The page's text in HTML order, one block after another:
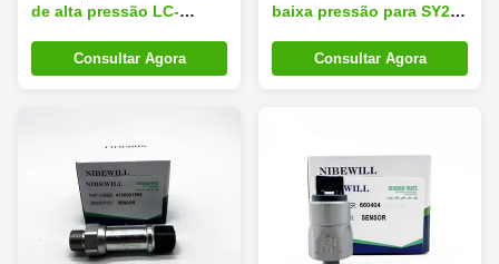
de alta pressão LC-
escavadeiras XGMA
Consultar Agora
baixa pressão para SY205
Consultar Agora